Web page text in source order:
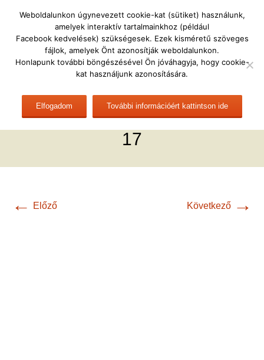
tartalomhoz
DULÁTE
Dunakanyari Látássérültek Egyesülete
Menü
Keresés:
Vendégünk Jenei András ,
író – Fehér Bot Napja 2014 10
17
← Előző Következő →
Weboldalunkon úgynevezett cookie-kat (sütiket) használunk,
amelyek interaktív tartalmainkhoz (például
Facebook kedvelések) szükségesek. Ezek kisméretű szöveges
fájlok, amelyek Önt azonosítják weboldalunkon.
Honlapunk további böngészésével Ön jóváhagyja, hogy cookie-
kat használjunk azonosítására.
Elfogadom További információért kattintson ide